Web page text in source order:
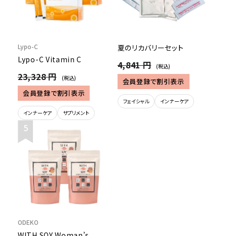
Lypo-C
Lypo-C Vitamin C
23,328 円 (税込)
会員登録で割引表示
インナーケア サプリメント
夏のリカバリーセット
4,841 円 (税込)
会員登録で割引表示
フェイシャル インナーケア
ODEKO